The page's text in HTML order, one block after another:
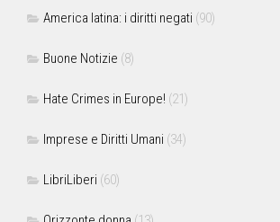
America latina: i diritti negati (90)
Buone Notizie (8)
Hate Crimes in Europe! (21)
Imprese e Diritti Umani (34)
LibriLiberi (60)